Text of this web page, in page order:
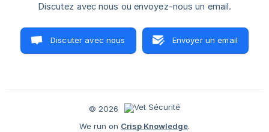
Discutez avec nous ou envoyez-nous un email.
Discuter avec nous Envoyer un email
© 2026
We run on Crisp Knowledge.